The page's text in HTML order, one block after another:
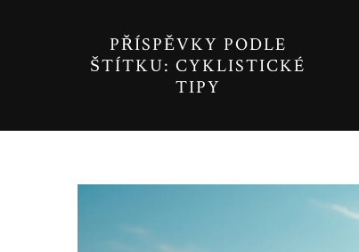
PŘÍSPĚVKY PODLE
ŠTÍTKU: CYKLISTICKÉ
TIPY